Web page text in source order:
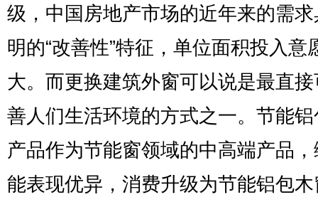
级，中国房地产市场的近年来的需
明的“改善性”特征，单位面积投入意
大。而更换建筑外窗可以说是最直
善人们生活环境的方式之一。节能
产品作为节能窗领域的中高端产品
能表现优异，消费升级为节能铝包